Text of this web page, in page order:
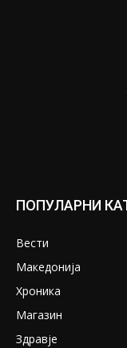
ПОПУЛАРНИ
Вести
Македонија
Хроника
Магазин
Здравје